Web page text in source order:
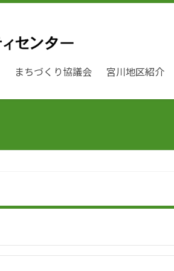
まちづくり協議会 宮川地区紹介